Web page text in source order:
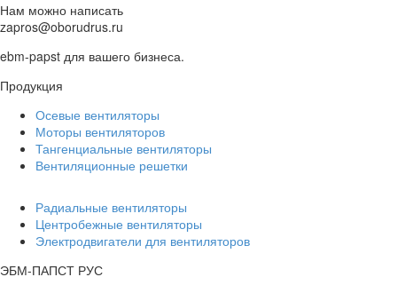
Нам можно написать
zapros@oborudrus.ru
ebm-papst для вашего бизнеса.
Продукция
Осевые вентиляторы
Моторы вентиляторов
Тангенциальные вентиляторы
Вентиляционные решетки
Радиальные вентиляторы
Центробежные вентиляторы
Электродвигатели для вентиляторов
ЭБМ-ПАПСТ РУС